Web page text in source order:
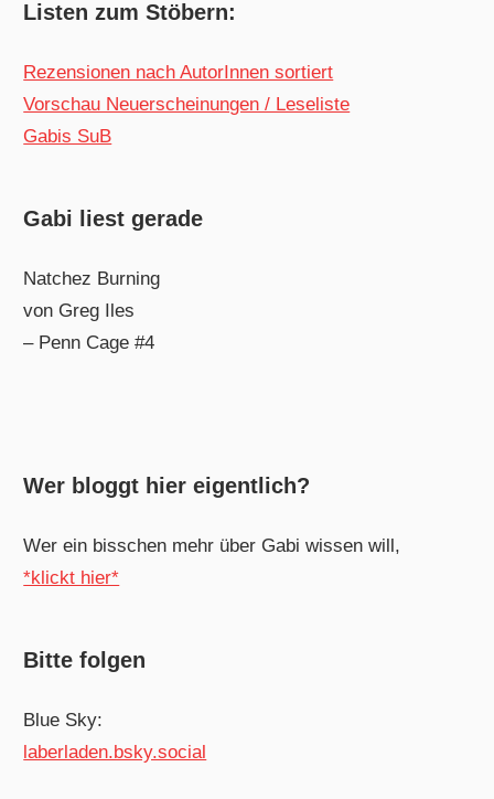
Listen zum Stöbern:
Rezensionen nach AutorInnen sortiert
Vorschau Neuerscheinungen / Leseliste
Gabis SuB
Gabi liest gerade
Natchez Burning
von Greg Iles
– Penn Cage #4
Wer bloggt hier eigentlich?
Wer ein bisschen mehr über Gabi wissen will,
*klickt hier*
Bitte folgen
Blue Sky:
laberladen.bsky.social